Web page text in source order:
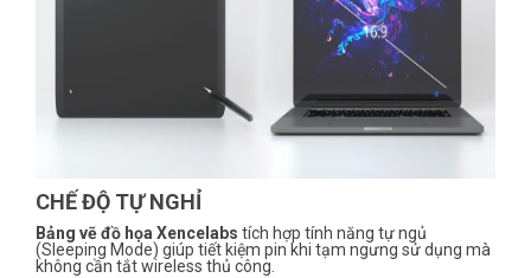
CHẾ ĐỘ TỰ NGHỈ
Bảng vẽ đồ họa Xencelabs tích hợp tính năng tự ngủ
(Sleeping Mode) giúp tiết kiệm pin khi tạm ngưng sử dụng mà
không cần tắt wireless thủ công.